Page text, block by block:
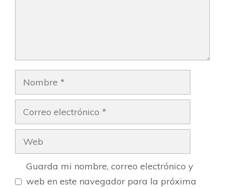
Nombre
Correo
electrónico
Web
Guarda mi nombre, correo electrónico y
web en este navegador para la próxima